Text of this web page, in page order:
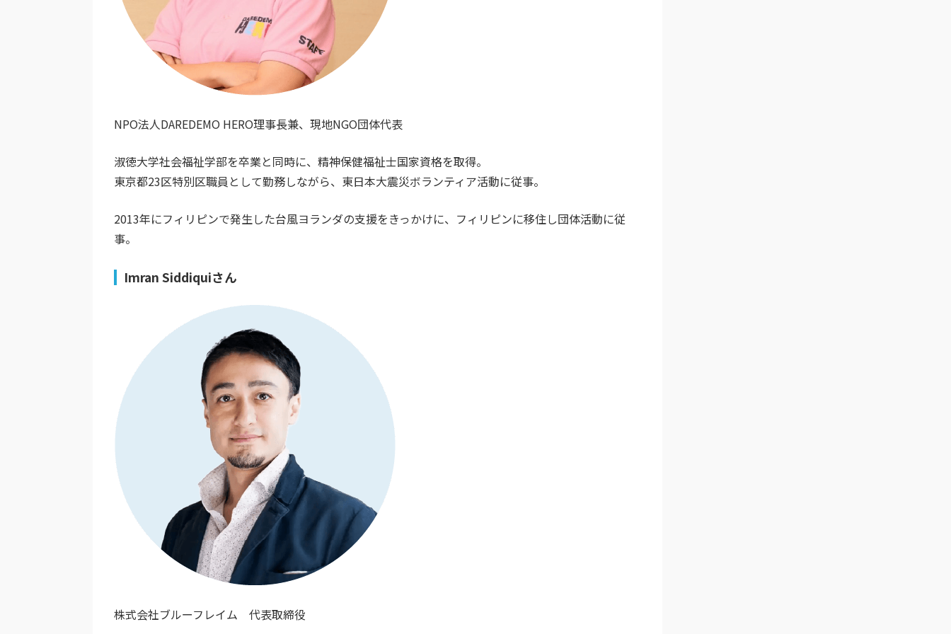
NPO法人DAREDEMO HERO理事長兼、現地NGO団体代表
淑徳大学社会福祉学部を卒業と同時に、精神保健福祉士国家資格を取得。
東京都23区特別区職員として勤務しながら、東日本大震災ボランティア活動に従事。
2013年にフィリピンで発生した台風ヨランダの支援をきっかけに、フィリピンに移住し団体活動に従
事。
Imran Siddiquiさん
株式会社ブルーフレイム 代表取締役